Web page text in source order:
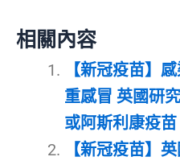
相關內容
【新冠疫苗】
重感冒 英國研
或阿斯利康疫
【新冠疫苗】